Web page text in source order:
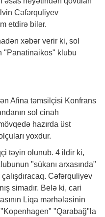
Cəfərquliyev
etdirə bilər.
xəbər verir ki, sol
"Panatinaikos" klubu
Afina təmsilçisi Konfrans
sol cinah
hazırda üst
yoxdur.
təyin olunub. 4 ildir ki,
"sükanı arxasında"
Cəfərquliyev
simadır. Belə ki, cari
Liqa mərhələsinin
"Kopenhagen" "Qarabağ"la